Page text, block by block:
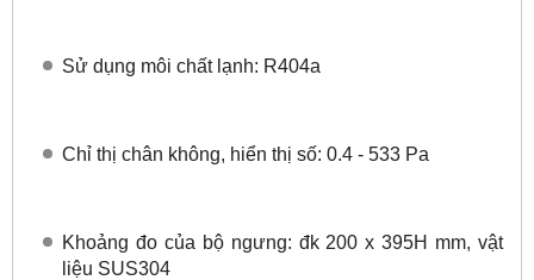
Sử dụng môi chất lạnh: R404a
Chỉ thị chân không, hiển thị số: 0.4 - 533 Pa
Khoảng đo của bộ ngưng: đk 200 x 395H mm, vật
liệu SUS304